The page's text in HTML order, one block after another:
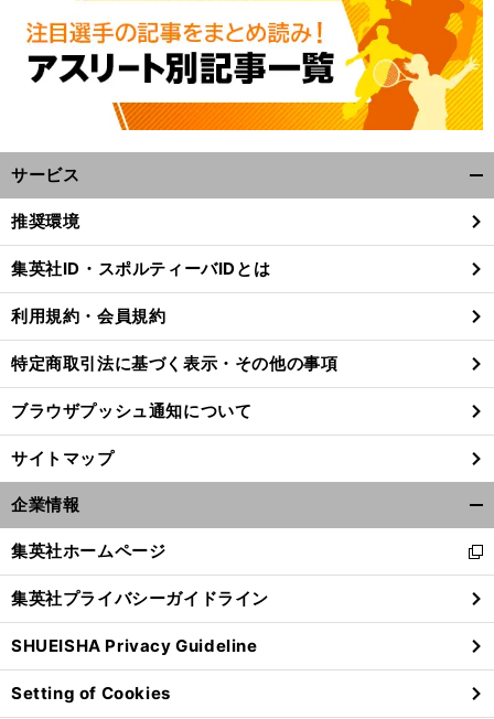
サービス
閉
る
推奨環境
集英社ID・スポルティーバIDとは
利用規約・会員規約
特定商取引法に基づく表示・その他の事項
ブラウザプッシュ通知について
サイトマップ
企業情報
閉
る
集英社ホームページ
新
し
い
ウ
ィ
ン
ド
集英社プライバシーガイドライン
SHUEISHA Privacy Guideline
Setting of Cookies